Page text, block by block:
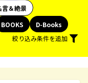
＆絶景
BOOKS
D-Books
絞り込み条件を追加